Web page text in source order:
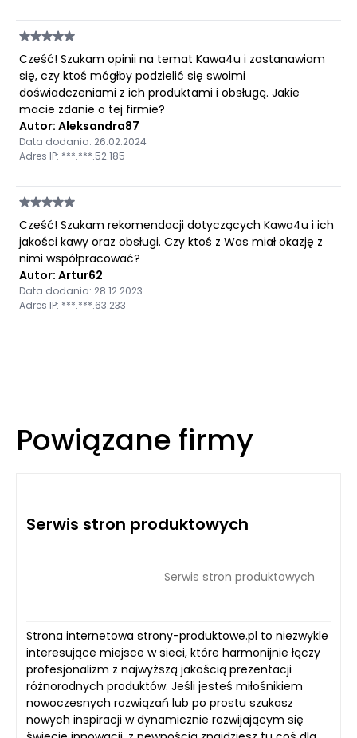
Cześć! Szukam opinii na temat Kawa4u i zastanawiam
się, czy ktoś mógłby podzielić się swoimi
doświadczeniami z ich produktami i obsługą. Jakie
macie zdanie o tej firmie?
Autor: Aleksandra87
Data dodania: 26.02.2024
Adres IP: ***.***.52.185
Cześć! Szukam rekomendacji dotyczących Kawa4u i ich
jakości kawy oraz obsługi. Czy ktoś z Was miał okazję z
nimi współpracować?
Autor: Artur62
Data dodania: 28.12.2023
Adres IP: ***.***.63.233
Powiązane firmy
Serwis stron produktowych
Serwis stron produktowych
Strona internetowa strony-produktowe.pl to niezwykle
interesujące miejsce w sieci, które harmonijnie łączy
profesjonalizm z najwyższą jakością prezentacji
różnorodnych produktów. Jeśli jesteś miłośnikiem
nowoczesnych rozwiązań lub po prostu szukasz
nowych inspiracji w dynamicznie rozwijającym się